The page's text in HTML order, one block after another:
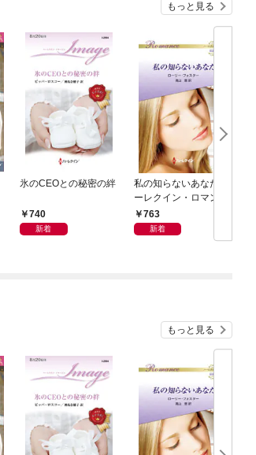
もっと見る
氷のCEOとの秘密の絆
740
新着
私の知らないあなた ハ
ーレクイン・ロマンス
～伝説の名作選～【ハ
ーレクイン・ロマンス
763
新着
もっと見る